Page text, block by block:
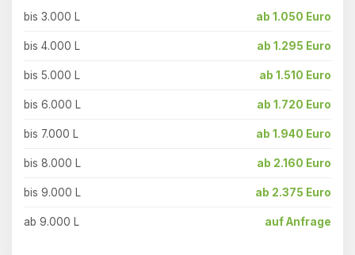
bis 3.000 L ab 1.050 Euro
bis 4.000 L ab 1.295 Euro
bis 5.000 L ab 1.510 Euro
bis 6.000 L ab 1.720 Euro
bis 7.000 L ab 1.940 Euro
bis 8.000 L ab 2.160 Euro
bis 9.000 L ab 2.375 Euro
ab 9.000 L auf Anfrage